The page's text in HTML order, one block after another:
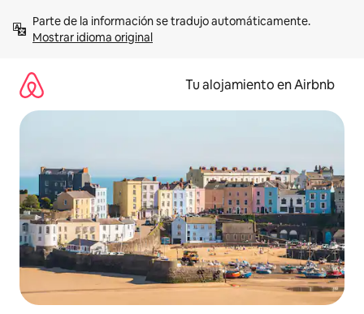
contenidoMostrar idioma original
Tu alojamiento en Airbnb